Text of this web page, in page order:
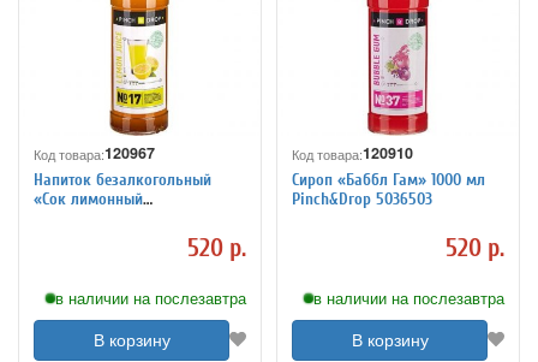
Код товара:120967
Напиток безалкогольный
«Сок лимонный
520 р.
в наличии на послезавтра
В корзину
Код товара:120910
Сироп «Баббл Гам» 1000 мл
Pinch&Drop 5036503
520 р.
в наличии на послезавтра
В корзину